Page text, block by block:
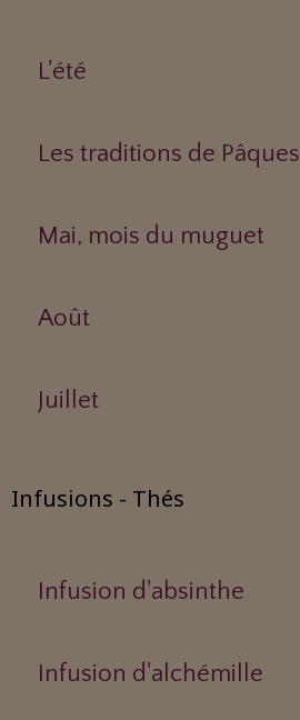
L'été
Les traditions de Pâques
Mai, mois du muguet
Août
Juillet
Infusions - Thés
Infusion d'absinthe
Infusion d'alchémille